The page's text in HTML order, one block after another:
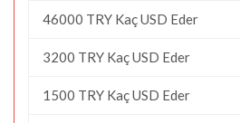
46000 TRY Kaç USD Eder
3200 TRY Kaç USD Eder
1500 TRY Kaç USD Eder